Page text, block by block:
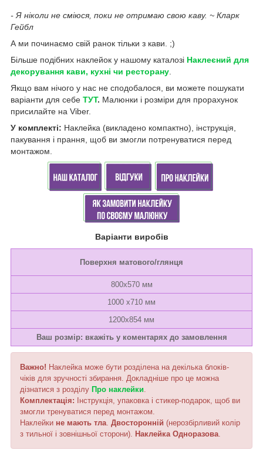
- Я ніколи не сміюся, поки не отримаю свою каву. ~ Кларк
Гейбл
А ми починаємо свій ранок тільки з кави. ;)
Більше подібних наклейок у нашому каталозі Наклеєний для
декорування кави, кухні чи ресторану
Якщо вам нічого у нас не сподобалося, ви можете пошукати
варіанти для себе ТУТ. Малюнки і розміри для прорахунок
присилайте на Viber.
У комплекті: Наклейка (викладено компактно), інструкція,
пакування і прання, щоб ви змогли потренуватися перед
монтажом.
Варіанти виробів
Поверхня матового/глянця
800х570 мм
1000 x710 мм
1200x854 мм
Ваш розмір: вкажіть у коментарях до замовлення
Важно! Наклейка може бути розділена на декілька блоків-
чіків для зручності збирання. Докладніше про це можна
дізнатися з розділу Про наклейки.
Комплектація: Інструкція, упаковка і стикер-подарок, щоб ви
змогли тренуватися перед монтажом.
Наклейки не мають тла. Двосторонній (нерозбірливий колір
з тильної і зовнішньої сторони). Наклейка Одноразова.